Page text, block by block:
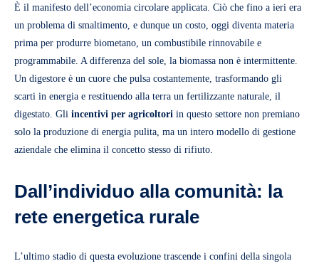
È il manifesto dell’economia circolare applicata. Ciò che fino a ieri era
un problema di smaltimento, e dunque un costo, oggi diventa materia
prima per produrre biometano, un combustibile rinnovabile e
programmabile. A differenza del sole, la biomassa non è intermittente.
Un digestore è un cuore che pulsa costantemente, trasformando gli
scarti in energia e restituendo alla terra un fertilizzante naturale, il
digestato. Gli incentivi per agricoltori in questo settore non premiano
solo la produzione di energia pulita, ma un intero modello di gestione
aziendale che elimina il concetto stesso di rifiuto.
Dall’individuo alla comunità: la
rete energetica rurale
L’ultimo stadio di questa evoluzione trascende i confini della singola